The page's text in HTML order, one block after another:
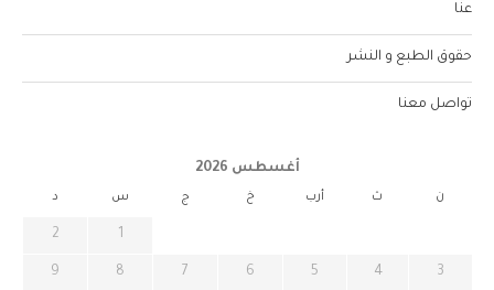
عنّا
حقوق الطبع و النشر
تواصل معنا
أغسطس 2026
ن ث أرب خ ج س د
1
2
3
4
5
6
7
8
9